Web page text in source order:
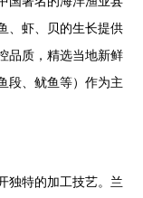
、虾、贝的生长提供
品质，精选当地新鲜
段、鱿鱼等）作为主
独特的加工技艺。兰